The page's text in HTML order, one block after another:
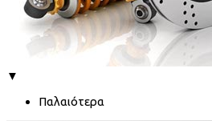
▼
Παλαιότερα